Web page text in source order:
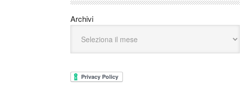
Archivi